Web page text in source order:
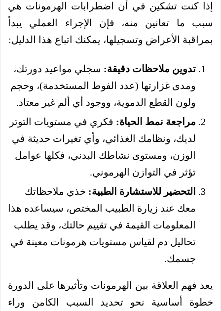
إذا كنت تشكين في أن اضطرابات الهرمونات هي
سبب ما تعانين منه، فإن الإجراء العملي يبدأ
بمراقبة الأعراض وتسجيلها، يمكنك اتباع هذا الدليل:
تدوين ملاحظات دقيقة: سجلي مواعيد دورتك،
ومدى غزارتها (عدد الفوط المستخدمة)، وحجم
ولون القطع الدموية، ووجود أي ألم غير معتاد.
مراجعة نمط الحياة: فكري في مستويات التوتر
لديك، ونظامك الغذائي، وأي تغيرات حديثة في
الوزن، ومستوى نشاطك البدني، فكلها عوامل
تؤثر في التوازن الهرموني.
التحضير للاستشارة الطبية: خذي ملاحظاتك
معك عند زيارة الطبيب المختص، سيساعده هذا
المعلومات القيمة في تقييم حالتك، وقد يطلب
تحاليل دم لقياس مستويات هرمونات معينة في
جسمك.
يعد فهم العلاقة بين الهرمونات وتأثيرها على الدورة
خطوة أساسية نحو تحديد السبب الكامن وراء